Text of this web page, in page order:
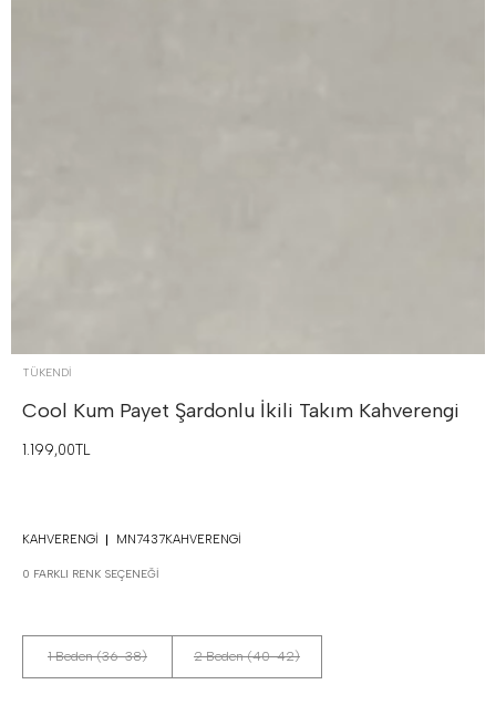
TÜKENDI
Cool Kum Payet Şardonlu İkili Takım Kahverengi
1.199,00TL
KAHVERENGI MN7437KAHVERENGI
0 FARKLI RENK SEÇENEĞI
1 Beden (36-38) 2 Beden (40-42)